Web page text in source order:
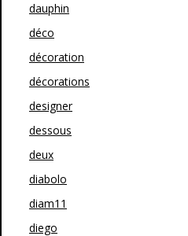
dauphin
déco
décoration
décorations
designer
dessous
deux
diabolo
diam11
diego